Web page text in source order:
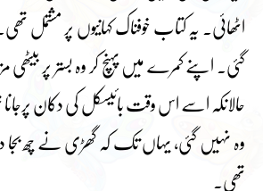
اٹھائی۔ یہ کتاب خوفناک کہانیوں پر مشتمل
گئی۔ اپنے کمرے میں پہنچ کر وہ بستر پر
حالانکہ اسے اس وقت بائیسکل کی دکان پرجانا
وہ نہیں گئی، یہاں تک کہ گھڑی نے چھ بجا
تھی۔